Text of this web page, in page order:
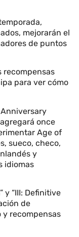
mejorarán el
de puntos
recompensas
para ver cómo
once
Age of
sueco, checo,
y
idiomas
y “III: Definitive
de
y recompensas